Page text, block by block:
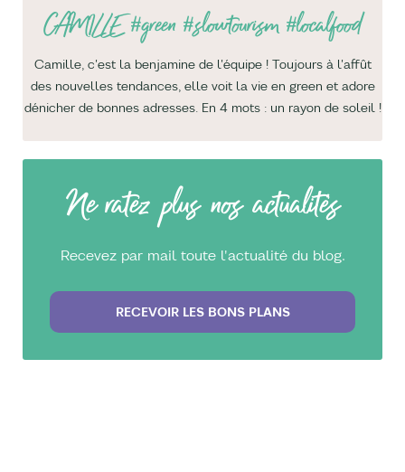
CAMILLE#green #slowtourism #localfood
Camille, c'est la benjamine de l'équipe ! Toujours à l'affût
des nouvelles tendances, elle voit la vie en green et adore
dénicher de bonnes adresses. En 4 mots : un rayon de soleil !
Ne ratez plus nos actualités
Recevez par mail toute l'actualité du blog.
RECEVOIR LES BONS PLANS